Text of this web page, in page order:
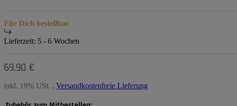
Für Dich bestellbar
Lieferzeit: 5 - 6 Wochen
69,90 €
inkl. 19% USt. , Versandkostenfreie Lieferung